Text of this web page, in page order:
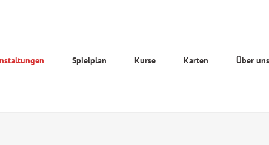
Spielplan Kurse Karten Über uns